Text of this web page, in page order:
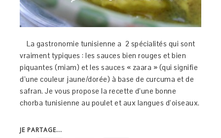
La gastronomie tunisienne a 2 spécialités qui sont
vraiment typiques : les sauces bien rouges et bien
piquantes (miam) et les sauces « zaara » (qui signifie
d’une couleur jaune/dorée) à base de curcuma et de
safran. Je vous propose la recette d’une bonne
chorba tunisienne au poulet et aux langues d’oiseaux.
JE PARTAGE...